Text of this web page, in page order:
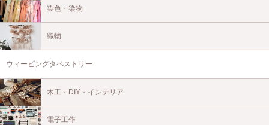
染色・染物
織物
ウィービングタペストリー
木工・DIY・インテリア
電子工作